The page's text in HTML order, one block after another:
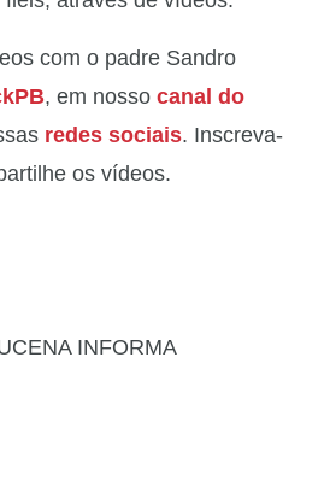
com o padre Sandro
, em nosso canal do
redes sociais. Inscreva-
os vídeos.
INFORMA